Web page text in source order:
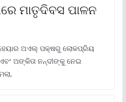
ମାତୃଦିବସ ପାଳନ
ଅଏଲ୍ ପକ୍ଷରୁ ଲୋକପ୍ରିୟ
ଅଙ୍କିତା ନନ୍ଦୀଙ୍କୁ ନେଇ